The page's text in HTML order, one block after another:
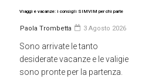
Viaggi e vacanze: i consigli SIMVIM per chi parte
Paola Trombetta 3 Agosto 2026
Sono arrivate le tanto
desiderate vacanze e le valigie
sono pronte per la partenza.